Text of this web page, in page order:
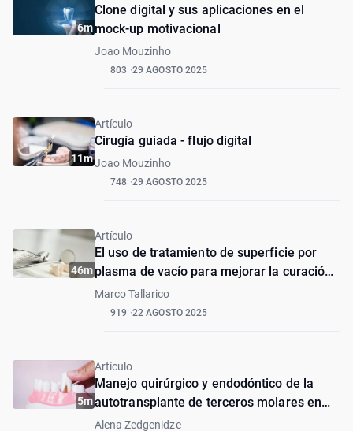
6m
Clone digital y sus aplicaciones en el
mock-up motivacional
Joao Mouzinho
803 29 AGOSTO 2025
11m
Artículo
Cirugía guiada - flujo digital
Joao Mouzinho
748 29 AGOSTO 2025
46m
Artículo
El uso de tratamiento de superficie por
plasma de vacío para mejorar la curación
y regeneración ósea en la preservación de
alvéolos y GBR: una serie de casos con
Marco Tallarico
919 22 AGOSTO 2025
5m
Artículo
Manejo quirúrgico y endodóntico de la
autotransplante de terceros molares en
adultos
Alena Zedgenidze